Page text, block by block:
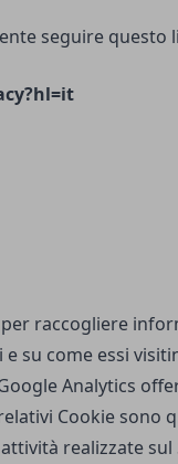
seguire questo
raccogliere
su come essi
Analytics
Cookie sono
realizzate sul